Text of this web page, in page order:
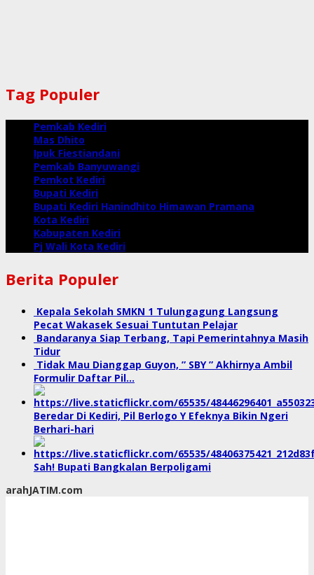
Tag Populer
Pemkab Kediri
Mas Dhito
Ipuk Fiestiandani
Pemkab Banyuwangi
Pemkot Kediri
Bupati Kediri
Bupati Kediri Hanindhito Himawan Pramana
Kota Kediri
Kabupaten Kediri
Pj Wali Kota Kediri
Berita Populer
Kepala Sekolah SMKN 1 Tulungagung Langsung
Pecat Wakasek Sesuai Tuntutan Pelajar
Bandaranya Siap Terbang, Tapi Pemerintahnya Masih
Tidur
Tidak Mau Dianggap Guyon, ” SBY ” Akhirnya Ambil
Formulir Daftar Pil…
Beredar Di Kediri, Pil Berlogo Y Efeknya Bikin Ngeri
Berhari-hari
Sah! Bupati Bangkalan Berpoligami
arahJATIM.com